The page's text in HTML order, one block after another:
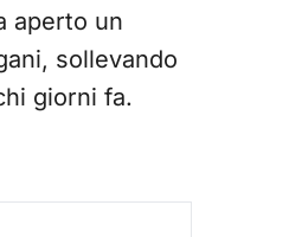
aperto un
sollevando
giorni fa.